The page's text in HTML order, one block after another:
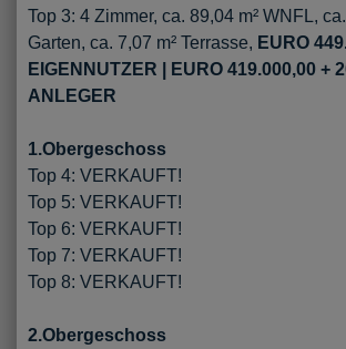
Top 3: 4 Zimmer, ca. 89,04 m² WNFL,
Garten, ca. 7,07 m² Terrasse, EURO
EIGENNUTZER | EURO 419.000,00 +
ANLEGER
1.Obergeschoss
Top 4: VERKAUFT!
Top 5: VERKAUFT!
Top 6: VERKAUFT!
Top 7: VERKAUFT!
Top 8: VERKAUFT!
2.Obergeschoss